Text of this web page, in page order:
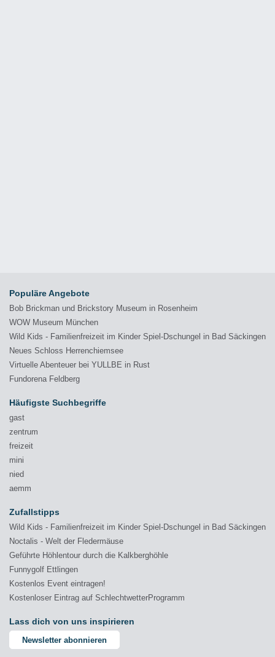
Populäre Angebote
Bob Brickman und Brickstory Museum in Rosenheim
WOW Museum München
Wild Kids - Familienfreizeit im Kinder Spiel-Dschungel in Bad Säckingen
Neues Schloss Herrenchiemsee
Virtuelle Abenteuer bei YULLBE in Rust
Fundorena Feldberg
Häufigste Suchbegriffe
gast
zentrum
freizeit
mini
nied
aemm
Zufallstipps
Wild Kids - Familienfreizeit im Kinder Spiel-Dschungel in Bad Säckingen
Noctalis - Welt der Fledermäuse
Geführte Höhlentour durch die Kalkberghöhle
Funnygolf Ettlingen
Kostenlos Event eintragen!
Kostenloser Eintrag auf SchlechtwetterProgramm
Lass dich von uns inspirieren
Newsletter abonnieren